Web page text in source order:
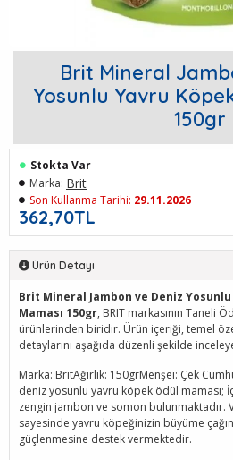
Brit Mineral
Yosunlu Yavru
150gr
362,70TL
Stokta Var
Marka: Brit
Son Kullanma Tarihi: 29.11.2026
Ürün Detayı
Brit Mineral Jambon ve Deniz
Maması 150gr, BRIT markasının Taneli
ürünlerinden biridir. Ürün içeriği, temel
detaylarını aşağıda düzenli şekilde
Marka: BritAğırlık: 150grMenşei: Çek
deniz yosunlu yavru köpek ödül maması;
zengin jambon ve somon bulunmaktadır.
sayesinde yavru köpeğinizin büyüme
güçlenmesine destek vermektedir.